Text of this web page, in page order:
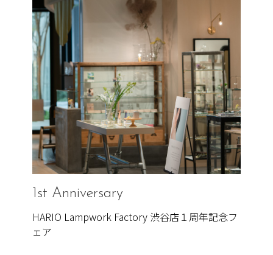
1st Anniversary
HARIO Lampwork Factory 渋谷店１周年記念フ
ェア